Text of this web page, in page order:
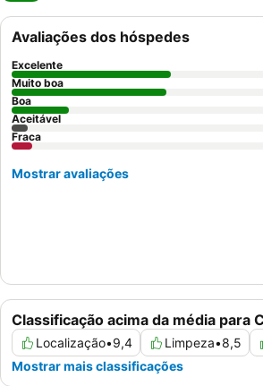
Classificação acima da média para
Localização•9,4 Limpeza•8,5
Mostrar mais classificações
Avaliações dos hóspedes
Excelente
Muito boa
Boa
Aceitável
Fraca
Mostrar avaliações